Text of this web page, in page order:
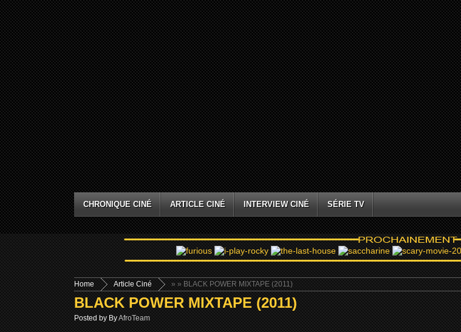
CHRONIQUE CINÉ ARTICLE CINÉ INTERVIEW CINÉ SÉRIE TV
Home »
Article Ciné » BLACK POWER MIXTAPE (2011)
BLACK POWER MIXTAPE (2011)
Posted by ByAfroTeam